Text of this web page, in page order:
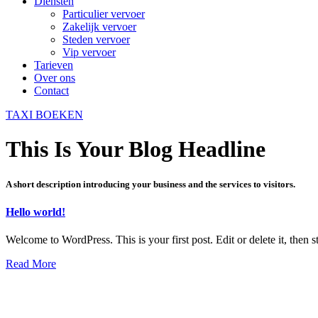
Particulier vervoer
Zakelijk vervoer
Steden vervoer
Vip vervoer
Tarieven
Over ons
Contact
TAXI BOEKEN
This Is Your Blog Headline
A short description introducing your business and the services to visitors.
Hello world!
Welcome to WordPress. This is your first post. Edit or delete it, then
Read More